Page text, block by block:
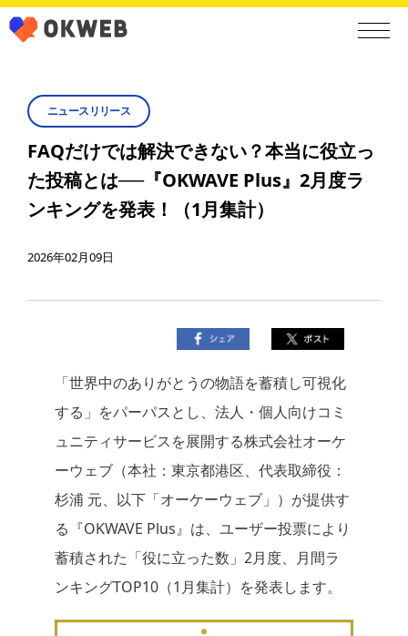
ニュースリリース
FAQだけでは解決できない？本当に役立っ
た投稿とは──『OKWAVE Plus』2月度ラ
ンキングを発表！（1月集計）
2026年02月09日
「世界中のありがとうの物語を蓄積し可視化
する」をパーパスとし、法人・個人向けコミ
ュニティサービスを展開する株式会社オーケ
ーウェブ（本社：東京都港区、代表取締役：
杉浦 元、以下「オーケーウェブ」）が提供す
る『OKWAVE Plus』は、ユーザー投票により
蓄積された「役に立った数」2月度、月間ラ
ンキングTOP10（1月集計）を発表します。